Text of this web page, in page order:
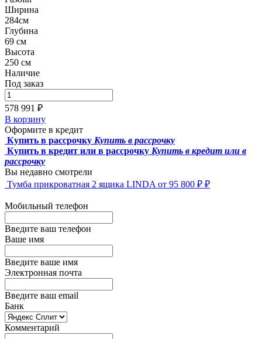
Ширина
284см
Глубина
69 см
Высота
250 см
Наличие
Под заказ
578 991 ₽
В корзину
Оформите в кредит
Купить в рассрочку Купить в рассрочку
Купить в кредит или в рассрочку Купить в кредит или в
рассрочку
Вы недавно смотрели
Тумба прикроватная 2 ящика LINDA от 95 800 ₽ ₽
Мобильный телефон
Введите ваш телефон
Ваше имя
Введите ваше имя
Электронная почта
Введите ваш email
Банк
Комментарий